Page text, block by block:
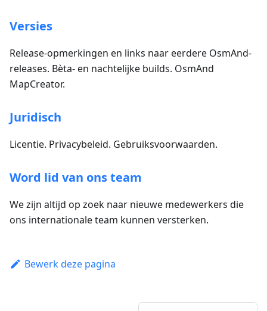
Versies
Release-opmerkingen en links naar eerdere OsmAnd-
releases. Bèta- en nachtelijke builds. OsmAnd
MapCreator.
Juridisch
Licentie. Privacybeleid. Gebruiksvoorwaarden.
Word lid van ons team
We zijn altijd op zoek naar nieuwe medewerkers die
ons internationale team kunnen versterken.
Bewerk deze pagina